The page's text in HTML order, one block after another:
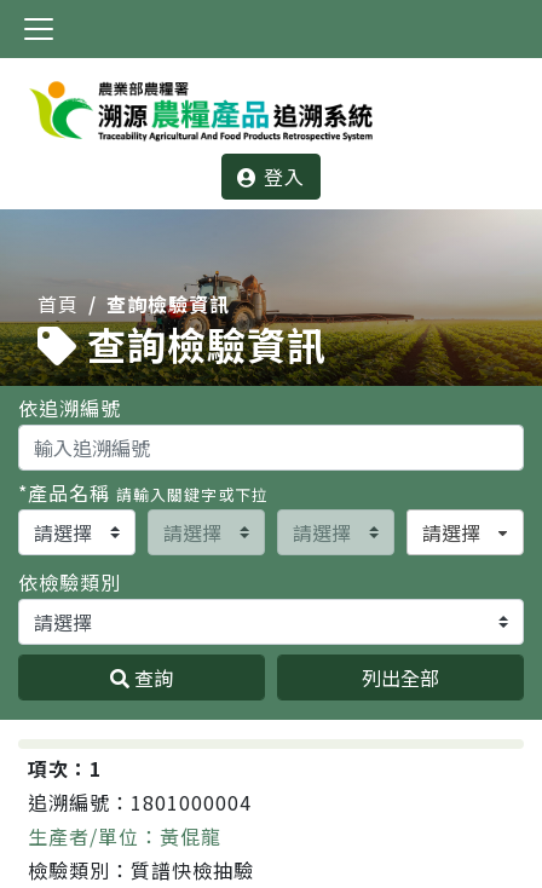
登入
首頁 查詢檢驗資訊
查詢檢驗資訊
依追溯編號
*產品名稱 請輸入關鍵字或下拉
依檢驗類別
查詢 列出全部
項次： 1
追溯編號： 1801000004
生產者/單位： 黃倱龍
檢驗類別： 質譜快檢抽驗